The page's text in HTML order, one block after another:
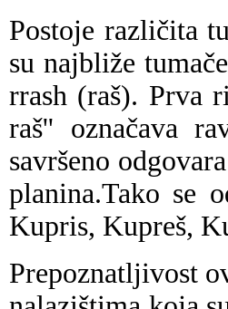
Postoje različita
su najbliže
rrash (raš). Prva
raš'' označava
savršeno
planina.Tako se
Kupris, Kupreš,
Prepoznatljivost